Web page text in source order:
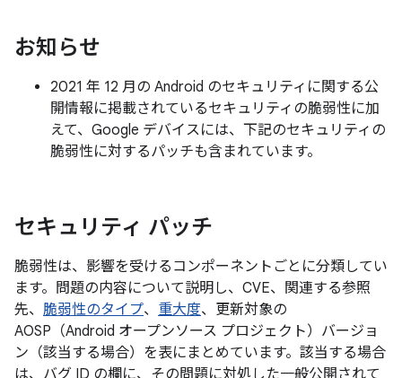
お知らせ
2021 年 12 月の Android のセキュリティに関する公
開情報に掲載されているセキュリティの脆弱性に加
えて、Google デバイスには、下記のセキュリティの
脆弱性に対するパッチも含まれています。
セキュリティ パッチ
脆弱性は、影響を受けるコンポーネントごとに分類してい
ます。問題の内容について説明し、CVE、関連する参照
先、 脆弱性のタイプ、 重大度、更新対象の
AOSP（Android オープンソース プロジェクト）バージョ
ン（該当する場合）を表にまとめています。該当する場合
は、バグ ID の欄に、その問題に対処した一般公開されて